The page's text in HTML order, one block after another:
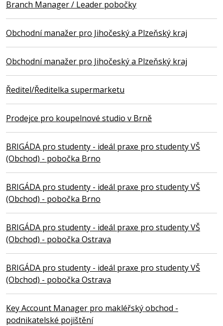
Branch Manager / Leader pobočky
Obchodní manažer pro Jihočeský a Plzeňský kraj
Obchodní manažer pro Jihočeský a Plzeňský kraj
Ředitel/Ředitelka supermarketu
Prodejce pro koupelnové studio v Brně
BRIGÁDA pro studenty - ideál praxe pro studenty VŠ
(Obchod) - pobočka Brno
BRIGÁDA pro studenty - ideál praxe pro studenty VŠ
(Obchod) - pobočka Brno
BRIGÁDA pro studenty - ideál praxe pro studenty VŠ
(Obchod) - pobočka Ostrava
BRIGÁDA pro studenty - ideál praxe pro studenty VŠ
(Obchod) - pobočka Ostrava
Key Account Manager pro makléřský obchod -
podnikatelské pojištění